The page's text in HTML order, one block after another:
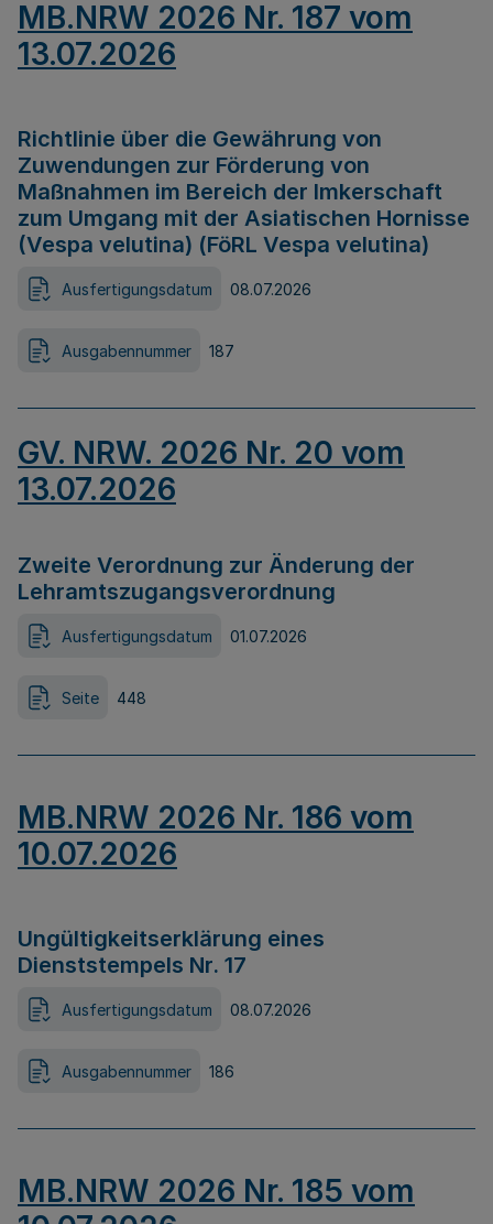
MB.NRW 2026 Nr. 187 vom
13.07.2026
Richtlinie über die Gewährung von
Zuwendungen zur Förderung von
Maßnahmen im Bereich der Imkerschaft
zum Umgang mit der Asiatischen Hornisse
(Vespa velutina) (FöRL Vespa velutina)
Ausfertigungsdatum 08.07.2026
Ausgabennummer 187
GV. NRW. 2026 Nr. 20 vom
13.07.2026
Zweite Verordnung zur Änderung der
Lehramtszugangsverordnung
Ausfertigungsdatum 01.07.2026
Seite 448
MB.NRW 2026 Nr. 186 vom
10.07.2026
Ungültigkeitserklärung eines
Dienststempels Nr. 17
Ausfertigungsdatum 08.07.2026
Ausgabennummer 186
MB.NRW 2026 Nr. 185 vom